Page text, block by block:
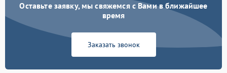
Не завершает программу Подробнее →
1500 ₽ Подробнее →
Оставьте заявку, мы свяжемся с Вами в ближайшее
время
Заказать звонок